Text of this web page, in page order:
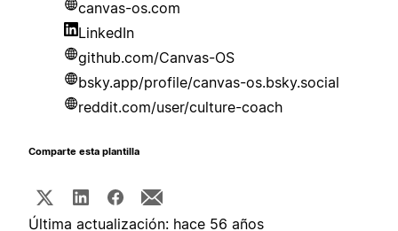
canvas-os.com
LinkedIn
github.com/Canvas-OS
bsky.app/profile/canvas-os.bsky.social
reddit.com/user/culture-coach
Comparte esta plantilla
Última actualización: hace 56 años